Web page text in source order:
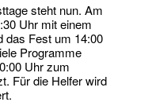
steht nun. Am
Uhr mit einem
das Fest um 14:00
Programme
Uhr zum
Für die Helfer wird